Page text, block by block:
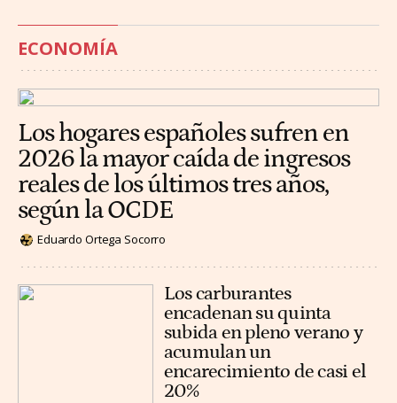
ECONOMÍA
Los hogares españoles sufren en
2026 la mayor caída de ingresos
reales de los últimos tres años,
según la OCDE
Eduardo Ortega Socorro
Los carburantes
encadenan su quinta
subida en pleno verano y
acumulan un
encarecimiento de casi el
20%